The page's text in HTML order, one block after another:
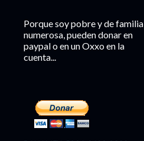
Porque soy pobre y de familia
numerosa, pueden donar en
paypal o en un Oxxo en la
cuenta...